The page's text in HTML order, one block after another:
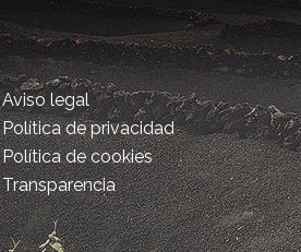
Aviso legal
Política de privacidad
Política de cookies
Transparencia